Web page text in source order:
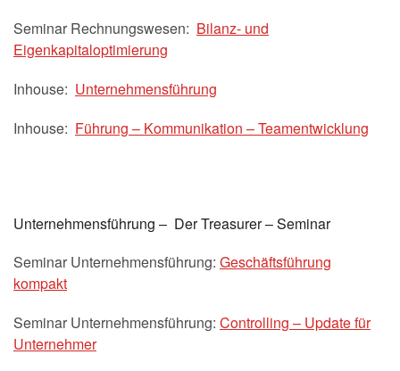
Seminar Rechnungswesen: Bilanz- und
Eigenkapitaloptimierung
Inhouse: Unternehmensführung
Inhouse: Führung – Kommunikation – Teamentwicklung
Unternehmensführung – Der Treasurer – Seminar
Seminar Unternehmensführung: Geschäftsführung
kompakt
Seminar Unternehmensführung: Controlling – Update für
Unternehmer